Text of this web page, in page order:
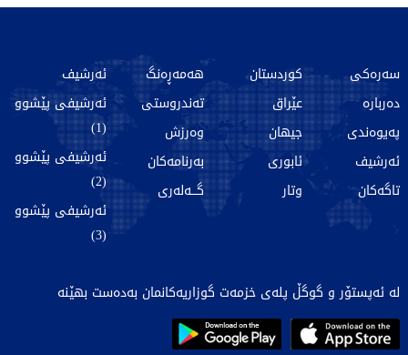
سەرەکی
دەربارە
پەیوەندی
ئەرشیف
تاگەکان
کوردستان
عێراق
جیهان
ئابوری
وتار
هەمەڕەنگ
تەندروستی
وەرزش
بەرنامەکان
گـــەلەری
ئەرشیف
ئەرشیفی پێشوو
(1)
ئەرشیفی پێشوو
(2)
ئەرشیفی پێشوو
(3)
لە ئەپستۆر و گوگڵ پلەی خزمەت گوزاریەکانمان بەدەست بهێنە